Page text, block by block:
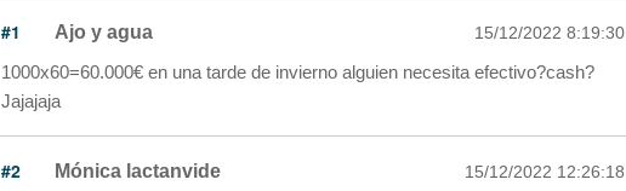
#1 Ajo y agua 15/12/2022 8:19:30
1000x60=60.000€ en una tarde de invierno alguien necesita efectivo?cash?
Jajajaja
#2 Mónica lactanvide 15/12/2022 12:26:18